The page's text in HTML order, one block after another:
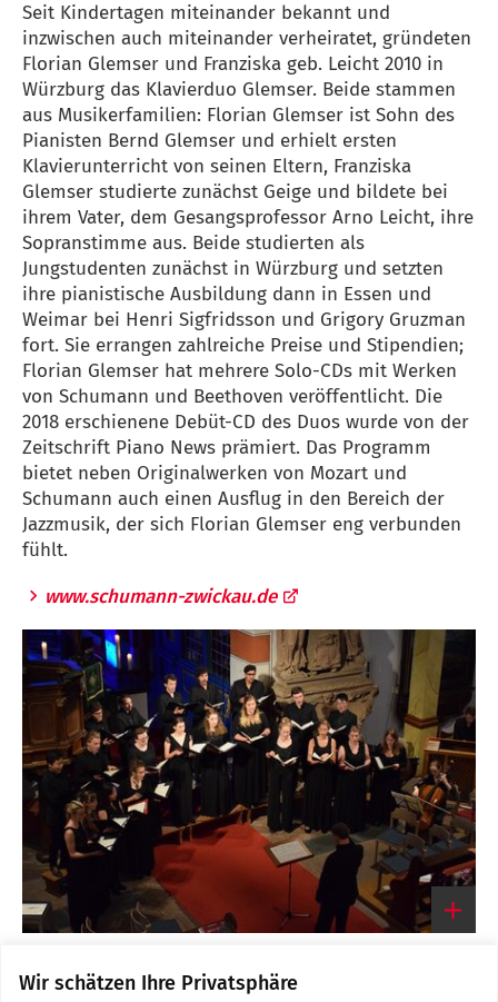
Wir schätzen Ihre Privatsphäre
Seit Kindertagen miteinander bekannt und
inzwischen auch miteinander verheiratet, gründeten
Florian Glemser und Franziska geb. Leicht 2010 in
Würzburg das Klavierduo Glemser. Beide stammen
aus Musikerfamilien: Florian Glemser ist Sohn des
Pianisten Bernd Glemser und erhielt ersten
Klavierunterricht von seinen Eltern, Franziska
Glemser studierte zunächst Geige und bildete bei
ihrem Vater, dem Gesangsprofessor Arno Leicht, ihre
Sopranstimme aus. Beide studierten als
Jungstudenten zunächst in Würzburg und setzten
ihre pianistische Ausbildung dann in Essen und
Weimar bei Henri Sigfridsson und Grigory Gruzman
fort. Sie errangen zahlreiche Preise und Stipendien;
Florian Glemser hat mehrere Solo-CDs mit Werken
von Schumann und Beethoven veröffentlicht. Die
2018 erschienene Debüt-CD des Duos wurde von der
Zeitschrift Piano News prämiert. Das Programm
bietet neben Originalwerken von Mozart und
Schumann auch einen Ausflug in den Bereich der
Jazzmusik, der sich Florian Glemser eng verbunden
fühlt.
www.schumann-zwickau.de
Schumann-Plus-Konzert am 3.11.2019)
Link